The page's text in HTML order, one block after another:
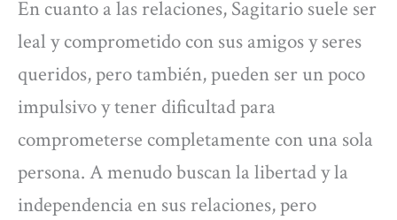
En cuanto a las relaciones, Sagitario suele ser
leal y comprometido con sus amigos y seres
queridos, pero también, pueden ser un poco
impulsivo y tener dificultad para
comprometerse completamente con una sola
persona. A menudo buscan la libertad y la
independencia en sus relaciones, pero